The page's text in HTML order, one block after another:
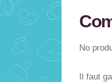
No
Il faut